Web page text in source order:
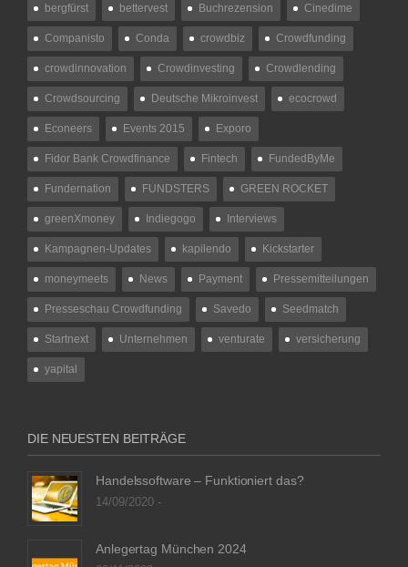
bergfürst bettervest Buchrezension Cinedime
Companisto Conda crowdbiz Crowdfunding
crowdinnovation Crowdinvesting Crowdlending
Crowdsourcing Deutsche Mikroinvest ecocrowd
Econeers Events 2015 Exporo
Fidor Bank Crowdfinance Fintech FundedByMe
Fundernation FUNDSTERS GREEN ROCKET
greenXmoney Indiegogo Interviews
Kampagnen-Updates kapilendo Kickstarter
moneymeets News Payment Pressemitteilungen
Presseschau Crowdfunding Savedo Seedmatch
Startnext Unternehmen venturate versicherung
yapital
DIE NEUESTEN BEITRÄGE
Handelssoftware – Funktioniert das?
14/09/2020 -
Anlegertag München 2024